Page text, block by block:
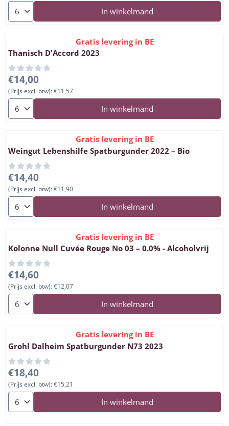
Aantal kiezen voor Grohl Fruhburgunder Dalheim N77 2022
In winkelmand
Gratis levering in BE
Thanisch D'Accord 2023
Prijs: 14,00, exclusief btw: 11,57
€14,00
(Prijs excl. btw):€11,57
Aantal kiezen voor Thanisch D'Accord 2023
In winkelmand
Gratis levering in BE
Weingut Lebenshilfe Spatburgunder 2022 – Bio
Prijs: 14,40, exclusief btw: 11,90
€14,40
(Prijs excl. btw):€11,90
Aantal kiezen voor Weingut Lebenshilfe Spatburgunder 2022
In winkelmand
Gratis levering in BE
Kolonne Null Cuvée Rouge No 03 – 0.0% - Alcoholvrij
Prijs: 14,60, exclusief btw: 12,07
€14,60
(Prijs excl. btw):€12,07
Aantal kiezen voor Kolonne Null Cuvée Rouge No 03 – 0.0% -
In winkelmand
Gratis levering in BE
Grohl Dalheim Spatburgunder N73 2023
Prijs: 18,40, exclusief btw: 15,21
€18,40
(Prijs excl. btw):€15,21
Aantal kiezen voor Grohl Dalheim Spatburgunder N73 2023
In winkelmand